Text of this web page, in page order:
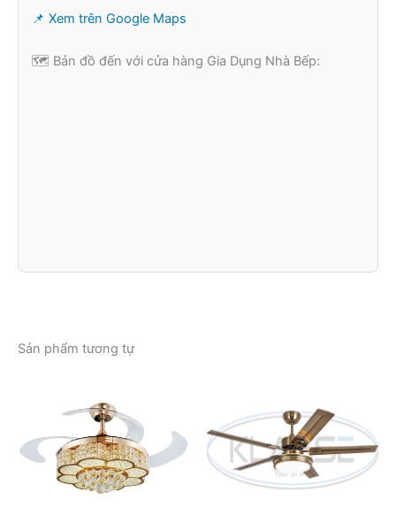
📌 Xem trên Google Maps
🗺️ Bản đồ đến với cửa hàng Gia Dụng Nhà Bếp:
Sản phẩm tương tự